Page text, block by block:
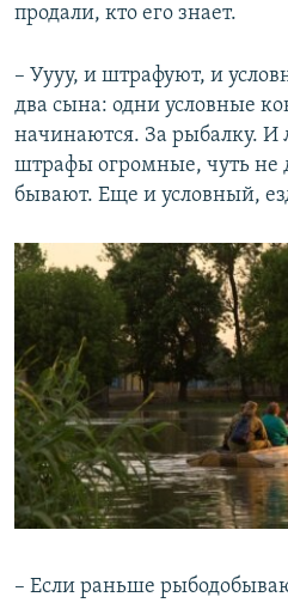
продали, кто его знает.
– Уууу, и штрафуют, и
два сына: одни условные
начинаются. За рыбалку. И
штрафы огромные, чуть
бывают. Еще и условный,
– Если раньше